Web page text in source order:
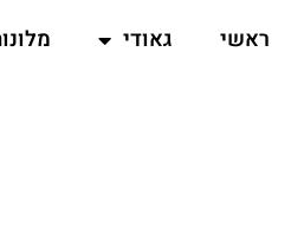
ראשי גאודי